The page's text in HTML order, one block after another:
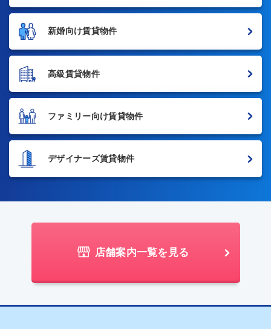
新婚向け賃貸物件
高級賃貸物件
ファミリー向け賃貸物件
デザイナーズ賃貸物件
店舗案内一覧を見る